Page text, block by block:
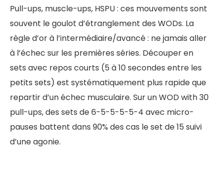
Pull-ups, muscle-ups, HSPU : ces mouvements sont
souvent le goulot d’étranglement des WODs. La
règle d’or à l’intermédiaire/avancé : ne jamais aller
à l’échec sur les premières séries. Découper en
sets avec repos courts (5 à 10 secondes entre les
petits sets) est systématiquement plus rapide que
repartir d’un échec musculaire. Sur un WOD with 30
pull-ups, des sets de 6-5-5-5-5-4 avec micro-
pauses battent dans 90% des cas le set de 15 suivi
d’une agonie.